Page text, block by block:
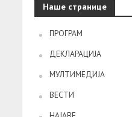
Наше странице
ПРОГРАМ
ДЕКЛАРАЦИЈА
МУЛТИМЕДИЈА
ВЕСТИ